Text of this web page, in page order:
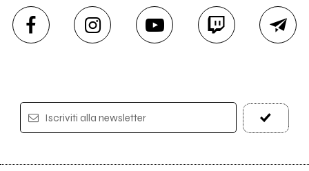
Iscriviti alla newsletter